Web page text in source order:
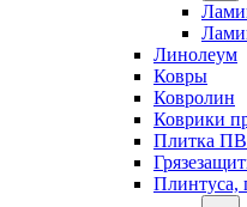
Линолеум
Ковры
Ковролин
Коврики
Плитка
Плинтуса,